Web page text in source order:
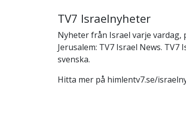
TV7 Israelnyheter
Nyheter från Israel varje vardag,
Jerusalem: TV7 Israel News.
svenska.
Hitta mer på himlentv7.se/